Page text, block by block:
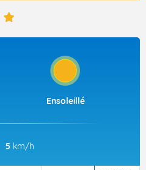
Ensoleillé
5 km/h